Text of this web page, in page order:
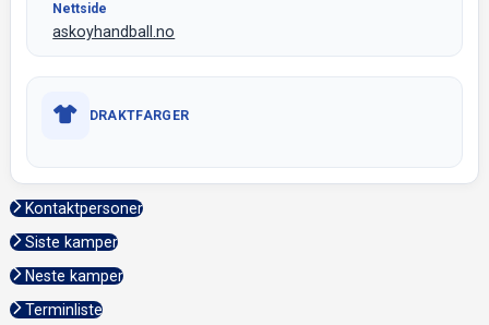
Nettside
askoyhandball.no
DRAKTFARGER
Kontaktpersoner
Siste kamper
Neste kamper
Terminliste